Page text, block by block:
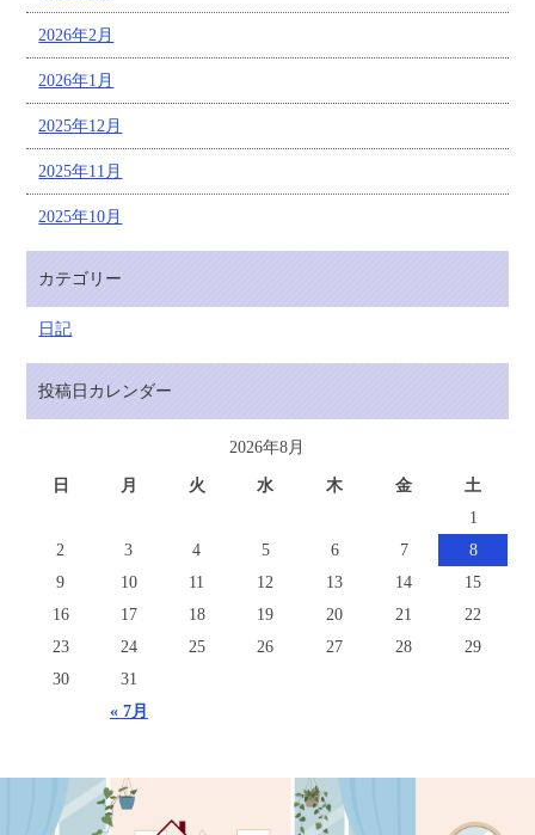
2026年2月
2026年1月
2025年12月
2025年11月
2025年10月
カテゴリー
日記
投稿日カレンダー
2026年8月
日 月 火 水 木 金 土
« 7月
1
2
3 4 5 6 7
8
9
10 11 12 13 14
15
16
17 18 19 20 21
22
23
24 25 26 27 28
29
30
31